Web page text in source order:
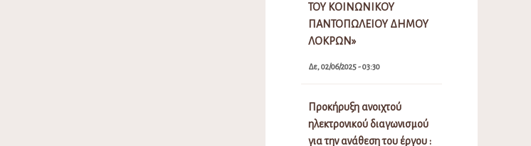
ΤΟΥ ΚΟΙΝΩΝΙΚΟΥ
ΠΑΝΤΟΠΩΛΕΙΟΥ ΔΗΜΟΥ
ΛΟΚΡΩΝ»
Δε, 02/06/2025 - 03:30
Προκήρυξη ανοιχτού
ηλεκτρονικού διαγωνισμού
για την ανάθεση του έργου :